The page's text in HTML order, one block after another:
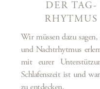
DER
Wir müssen dazu sagen,
und Nachtrhytmus
mit eurer
Schlafenszeit ist und